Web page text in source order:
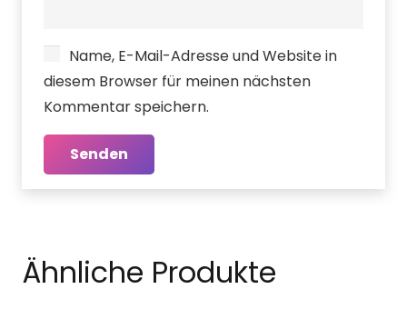
Name, E-Mail-Adresse und Website in
diesem Browser für meinen nächsten
Kommentar speichern.
Ähnliche Produkte